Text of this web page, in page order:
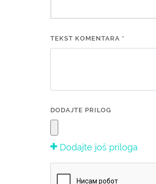
TEKST KOMENTARA *
DODAJTE PRILOG
Dodajte još priloga